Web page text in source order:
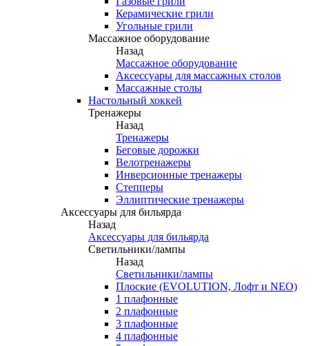
Керамические грили
Угольные грили
Массажное оборудование
Назад
Массажное оборудование
Аксессуары для массажных столов
Массажные столы
Настольный хоккей
Тренажеры
Назад
Тренажеры
Беговые дорожки
Велотренажеры
Инверсионные тренажеры
Степперы
Эллиптические тренажеры
Аксессуары для бильярда
Назад
Аксессуары для бильярда
Светильники/лампы
Назад
Светильники/лампы
Плоские (EVOLUTION, Лофт и NEO)
1 плафонные
2 плафонные
3 плафонные
4 плафонные